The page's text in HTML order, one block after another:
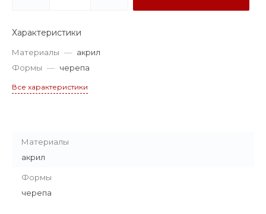
Характеристики
Материалы — акрил
Формы — черепа
Все характеристики
Материалы
акрил
Формы
черепа